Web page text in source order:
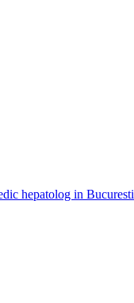
hepatolog in Bucuresti